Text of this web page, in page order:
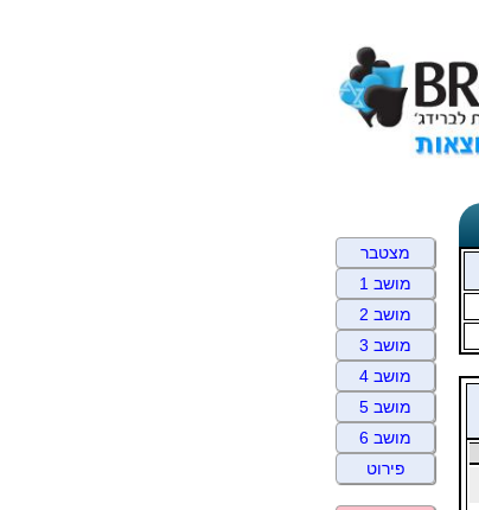
מצטבר
מושב 1
מושב 2
מושב 3
מושב 4
מושב 5
מושב 6
פירוט